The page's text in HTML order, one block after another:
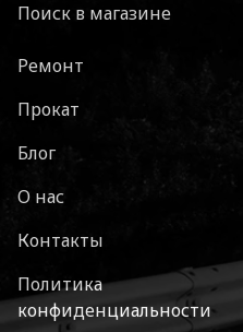
Поиск в магазине
Ремонт
Прокат
Блог
О нас
Контакты
Политика
конфиденциальности